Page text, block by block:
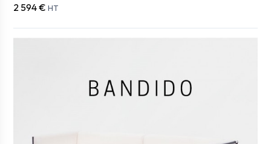
2 594 € HT